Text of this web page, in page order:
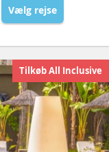
Vælg rejse
Tilkøb All Inclusive